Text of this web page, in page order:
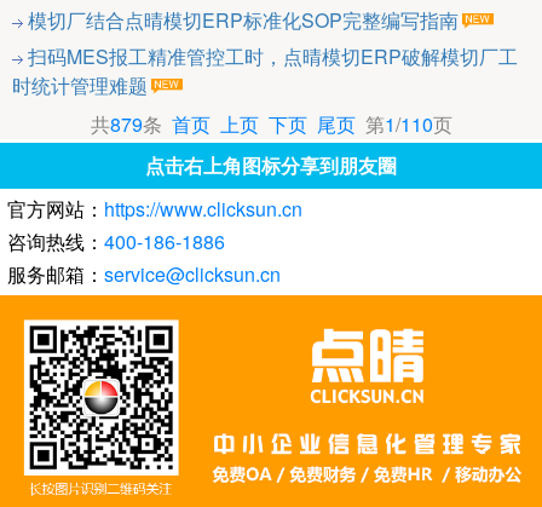
模切厂结合点晴模切ERP标准化SOP完整编写指南
扫码MES报工精准管控工时，点晴模切ERP破解模切厂工
时统计管理难题
共879条 首页 上页 下页 尾页第1/110页
点击右上角图标分享到朋友圈
官方网站： https://www.clicksun.cn
咨询热线： 400-186-1886
服务邮箱： service@clicksun.cn